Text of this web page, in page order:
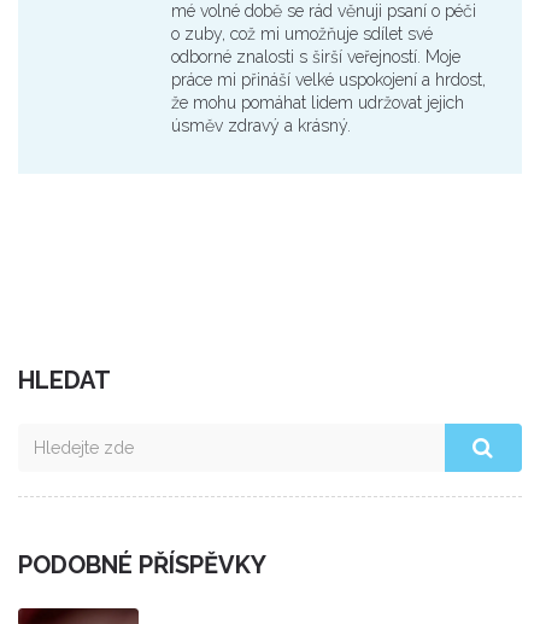
mé volné době se rád věnuji psaní o péči
o zuby, což mi umožňuje sdílet své
odborné znalosti s širší veřejností. Moje
práce mi přináší velké uspokojení a hrdost,
že mohu pomáhat lidem udržovat jejich
úsměv zdravý a krásný.
HLEDAT
PODOBNÉ PŘÍSPĚVKY